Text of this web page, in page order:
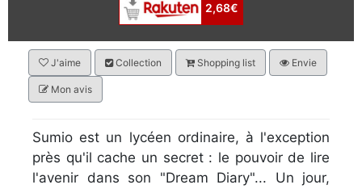
2,68€
J'aime Collection Shopping list Envie
Mon avis
Sumio est un lycéen ordinaire, à l'exception
près qu'il cache un secret : le pouvoir de lire
l'avenir dans son "Dream Diary"... Un jour,